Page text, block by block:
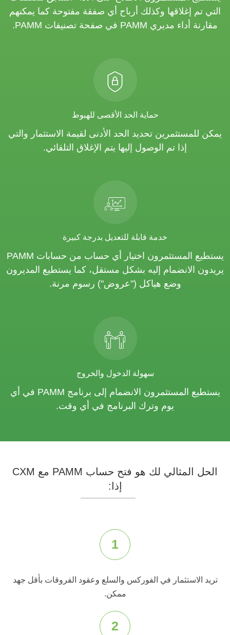
التي تم إغلاقها وكذلك أرباح أي صفقة مفتوحة كما يمكنهم
مقارنة أداء مديري PAMM في صفحة تصنيفات PAMM.
حماية الحد الأقصى للهبوط
يمكن للمستثمرين تحديد الحد الأدنى لقيمة الاستثمار والتي
إذا تم الوصول إليها يتم الإغلاق التلقائي.
خدمة قابلة للتعديل بدرجة كبيرة
يستطيع المستثمرون اختيار أي حساب من حسابات PAMM
يريدون الانضمام إليه بشكل مستقل، كما يستطيع المديرون
وضع هياكل ("عروض") رسوم مرنة.
سهولة الدخول والخروج
يستطيع المستثمرون الانضمام إلى برنامج PAMM في أي
يوم وترك البرنامج في أي وقت.
الحل المثالي لك هو فتح حساب PAMM مع CXM
إذا:
1
تريد الاستثمار في الفوركس والسلع وعقود الفروقات بأقل جهد
ممكن.
2